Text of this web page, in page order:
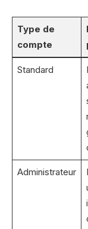
Type de
compte
Standard
Administrateur